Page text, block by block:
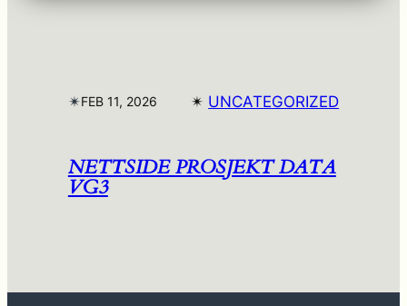
✴︎FEB 11, 2026 ✴︎ UNCATEGORIZED
NETTSIDE PROSJEKT DATA
VG3